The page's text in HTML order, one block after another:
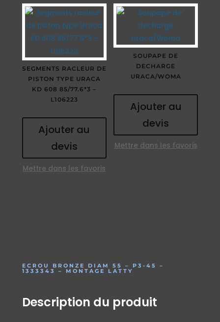
SEGMENTS RACLEUR DE
PISTON TYPE URACA
KD 608 85/77.6*3 –
L106223
Ajouter au
devis
Mettre dans les favoris
SOUPAPE DE
DECHARGE
URACA/WOMA
Ajouter au
devis
Mettre dans les favoris
ECROU BRONZE DIAM 55 – P3-45 –
1333343 – MONTAGE LATTY
Description du produit